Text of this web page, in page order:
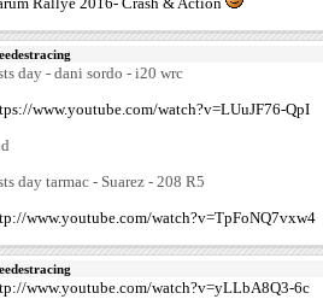
Rallye 2016- Crash & Action
day - dani sordo - i20 wrc
www.youtube.com/watch?v=LUuJF76-QpI
day tarmac - Suarez - 208 R5
www.youtube.com/watch?v=TpFoNQ7vxw4
www.youtube.com/watch?v=yLLbA8Q3-6c